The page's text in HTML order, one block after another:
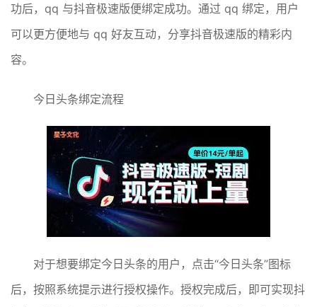
功后，qq 与抖音极速版便绑定成功。通过 qq 绑定，用户
可以更方便地与 qq 好友互动，分享抖音极速版的精彩内
容。
今日头条绑定流程
对于想要绑定今日头条的用户，点击“今日头条”图标
后，按照系统提示进行授权操作。授权完成后，即可实现抖